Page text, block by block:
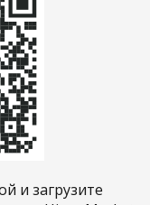
и загрузите